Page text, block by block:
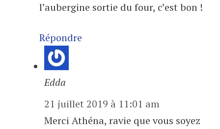
l’aubergine sortie du four, c’est bon !
Répondre
Edda
21 juillet 2019 à 11:01 am
Merci Athéna, ravie que vous soyez